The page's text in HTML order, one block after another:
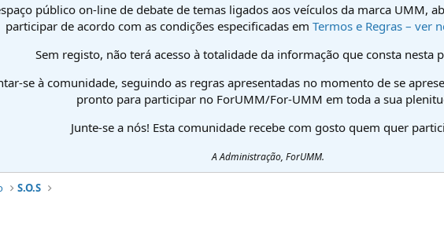
público on-line de debate de temas ligados aos veículos da marca UMM,
participar de acordo com as condições especificadas em Termos e Regras – ver
Sem registo, não terá acesso à totalidade da informação que consta nesta
se à comunidade, seguindo as regras apresentadas no momento de se
pronto para participar no ForUMM/For-UMM em toda a sua
Junte-se a nós! Esta comunidade recebe com gosto quem quer
A Administração, ForUMM.
S.O.S